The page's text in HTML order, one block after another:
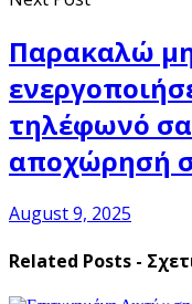
Παρακαλώ
τηλέφωνό
αποχώρησή
August 9, 2025
Related Posts -